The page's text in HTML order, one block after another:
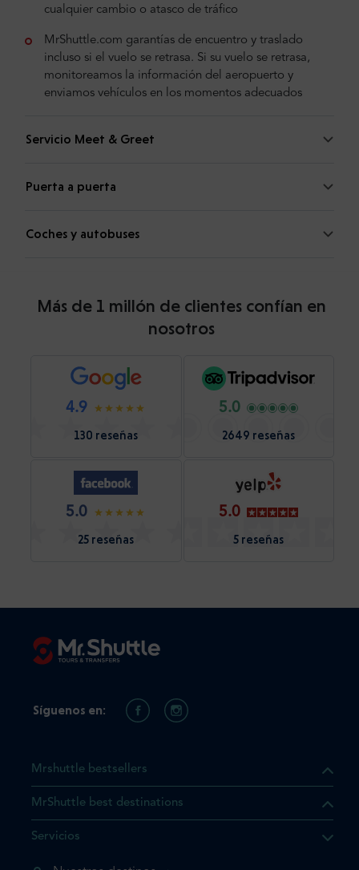
cualquier cambio o atasco de tráfico
MrShuttle.com garantías de encuentro y traslado
incluso si el vuelo se retrasa. Si su vuelo se retrasa,
monitoreamos la información del aeropuerto y
enviamos vehículos en los momentos adecuados
Servicio Meet & Greet
Puerta a puerta
Coches y autobuses
Más de 1 millón de clientes confían en
nosotros
4.9
130 reseñas
5.0
2649 reseñas
5.0
25 reseñas
5.0
5 reseñas
el producto que busca ya
Mrshuttle bestsellers
MrShuttle best destinations
Servicios
Síguenos en: